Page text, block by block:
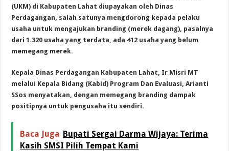
(UKM) di Kabupaten Lahat diupayakan oleh Dinas
Perdagangan, salah satunya mengdorong kepada pelaku
usaha untuk mengajukan branding (merek dagang), pasalnya
dari 1.320 usaha yang terdata, ada 412 usaha yang belum
memegang merek.
Kepala Dinas Perdagangan Kabupaten Lahat, Ir Misri MT
melalui Kepala Bidang (Kabid) Program Dan Evaluasi, Arianti
SSos menyatakan, dengan memegang branding dampak
positipnya untuk pengusaha itu sendiri.
Baca Juga Bupati Sergai Darma Wijaya: Terima
Kasih SMSI Pilih Tempat Kami